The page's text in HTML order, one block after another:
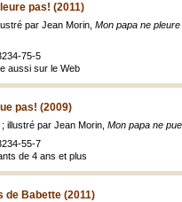
pas! (2011)
par Jean Morin, Mon papa ne
75-5
aussi sur le Web
pas! (2009)
illustré par Jean Morin, Mon papa ne
55-7
de 4 ans et plus
de Babette (2011)